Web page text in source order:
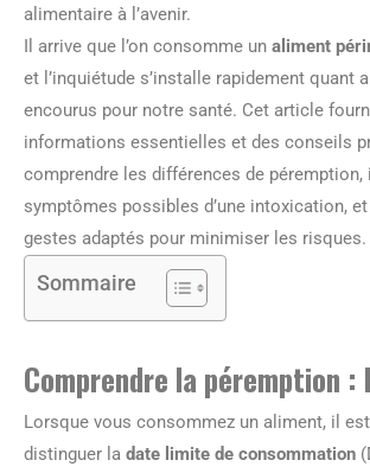
alimentaire à l’avenir.
Il arrive que l’on consomme un aliment
et l’inquiétude s’installe rapidement quant
encourus pour notre santé. Cet article
informations essentielles et des conseils
comprendre les différences de péremption,
symptômes possibles d’une intoxication,
gestes adaptés pour minimiser les risques.
Sommaire
Comprendre la péremption :
Lorsque vous consommez un aliment, il
distinguer la date limite de consommation